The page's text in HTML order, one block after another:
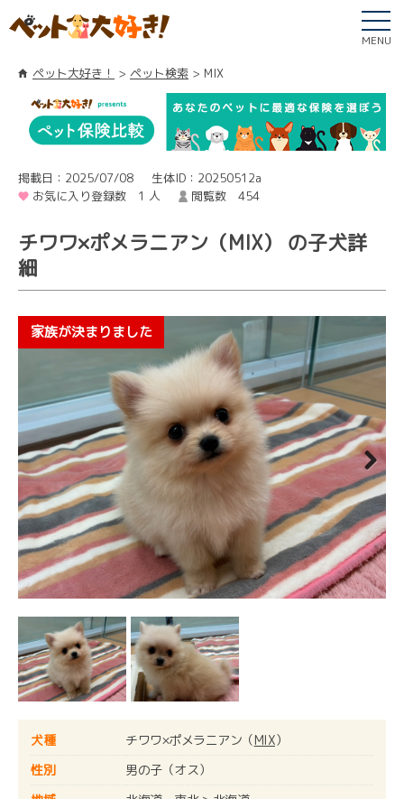
MENU
ペット大好き！ ペット検索 MIX
掲載日：2025/07/08
生体ID：20250512a
お気に入り登録数 1 人
閲覧数 454
チワワ×ポメラニアン（MIX） の子犬詳
細
Next
犬種 チワワ×ポメラニアン（MIX）
性別
男の子（オス）